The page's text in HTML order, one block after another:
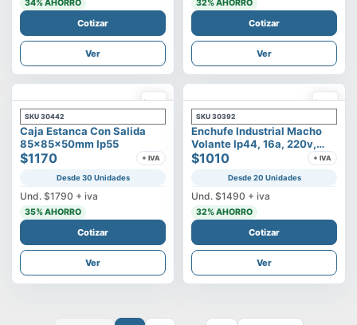
34% AHORRO
Cotizar
Ver
32% AHORRO
Cotizar
Ver
SKU 30442
Caja Estanca Con Salida
85x85x50mm Ip55
$1170 + IVA
Desde 30 Unidades
Und. $1790 + iva
35% AHORRO
Cotizar
Ver
SKU 30392
Enchufe Industrial Macho
Volante Ip44, 16a, 220v,
2p+t
$1010 + IVA
Desde 20 Unidades
Und. $1490 + iva
32% AHORRO
Cotizar
Ver